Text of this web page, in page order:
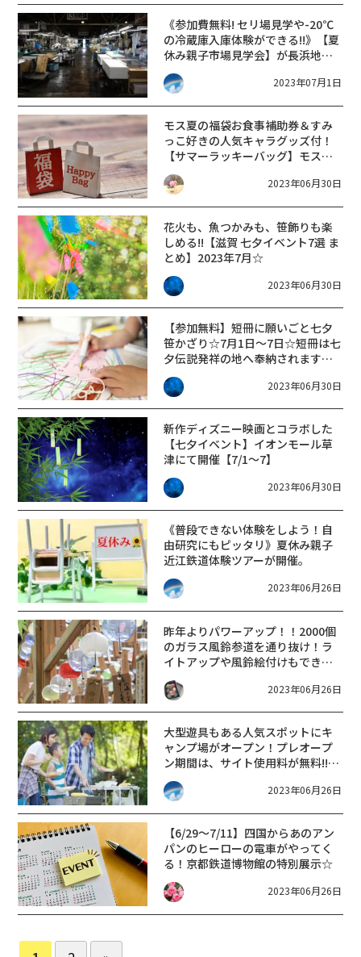
《参加費無料! セリ場見学や-20℃
の冷蔵庫入庫体験ができる!!》【夏
休み親子市場見学会】が長浜地方
卸売市場で開催。
2023年07月1日
モス夏の福袋お食事補助券＆すみ
っこ好きの人気キャラグッズ付！
【サマーラッキーバッグ】モスバ
ーガー
2023年06月30日
花火も、魚つかみも、笹飾りも楽
しめる!!【滋賀 七夕イベント7選 ま
とめ】2023年7月☆
2023年06月30日
【参加無料】短冊に願いごと七夕
笹かざり☆7月1日～7日☆短冊は七
夕伝説発祥の地へ奉納されます
【フェリエ南草津】
2023年06月30日
新作ディズニー映画とコラボした
【七夕イベント】イオンモール草
津にて開催【7/1～7】
2023年06月30日
《普段できない体験をしよう！自
由研究にもピッタリ》夏休み親子
近江鉄道体験ツアーが開催。
2023年06月26日
昨年よりパワーアップ！！2000個
のガラス風鈴参道を通り抜け！ラ
イトアップや風鈴絵付けもできる
♪大津市の西教寺にて【〜9/18】
2023年06月26日
大型遊具もある人気スポットにキ
ャンプ場がオープン！プレオープ
ン期間は、サイト使用料が無料!!予
約はお早めに。
2023年06月26日
【6/29～7/11】四国からあのアン
パンのヒーローの電車がやってく
る！京都鉄道博物館の特別展示☆
2023年06月26日